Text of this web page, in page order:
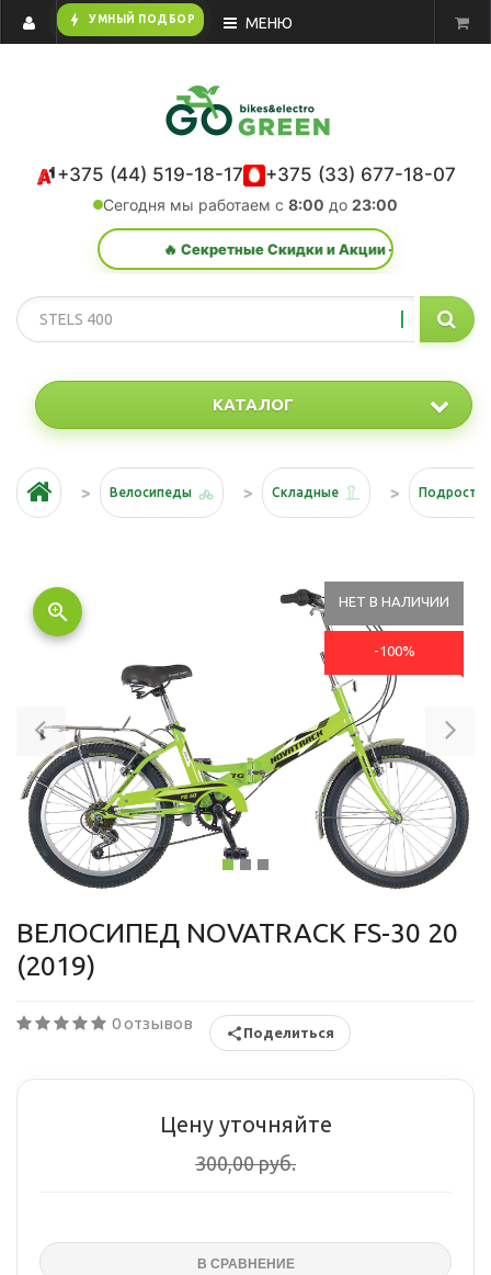
bolt УМНЫЙ ПОДБОР МЕНЮ
+375 (44) 519-18-17 +375 (33) 677-18-07
Сегодня мы работаем с 8:00 до 23:00
🔥 Секретные Скидки и Акции — жми сюда!
КАТАЛОГ
Велосипеды Складные
НЕТ В НАЛИЧИИ
-100%
Previous
zoom_in
ВЕЛОСИПЕД NOVATRACK FS-30 20
(2019)
0 отзывов Поделиться
Цену уточняйте
300,00 руб.